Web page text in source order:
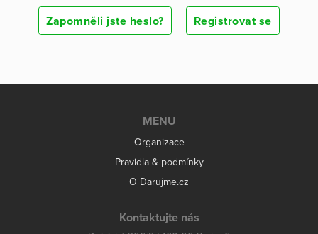
Zapomněli jste heslo? Registrovat se
MENU
Organizace
Pravidla & podmínky
O Darujme.cz
Kontaktujte nás